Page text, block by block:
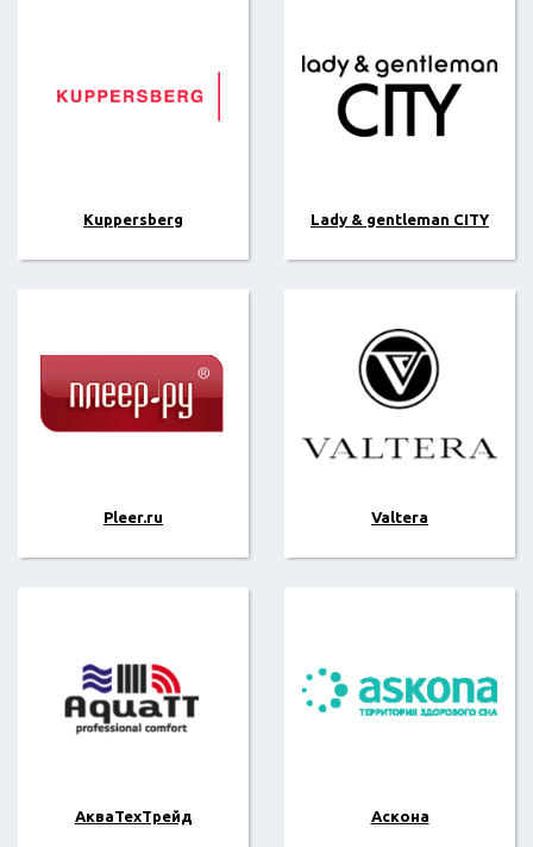
Kuppersberg Lady & gentleman CITY
Pleer.ru Valtera
АкваТехТрейд Аскона